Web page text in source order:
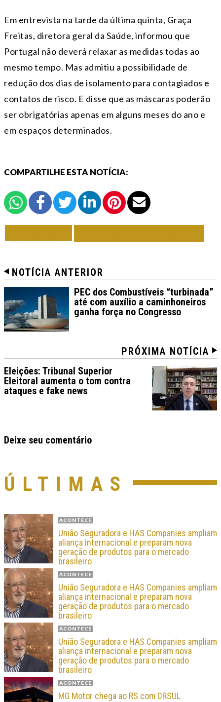
Em entrevista na tarde da última quinta, Graça
Freitas, diretora geral da Saúde, informou que
Portugal não deverá relaxar as medidas todas ao
mesmo tempo. Mas admitiu a possibilidade de
redução dos dias de isolamento para contagiados e
contatos de risco. E disse que as máscaras poderão
ser obrigatórias apenas em alguns meses do ano e
em espaços determinados.
COMPARTILHE ESTA NOTÍCIA:
NOTÍCIA ANTERIOR
PEC dos Combustíveis “turbinada”
até com auxílio a caminhoneiros
ganha força no Congresso
PRÓXIMA NOTÍCIA
Eleições: Tribunal Superior
Eleitoral aumenta o tom contra
ataques e fake news
Deixe seu comentário
ÚLTIMAS
ACONTECE
União Seguradora e HAS Companies ampliam
aliança internacional e preparam nova
geração de produtos para o mercado
brasileiro
ACONTECE
União Seguradora e HAS Companies ampliam
aliança internacional e preparam nova
geração de produtos para o mercado
brasileiro
ACONTECE
União Seguradora e HAS Companies ampliam
aliança internacional e preparam nova
geração de produtos para o mercado
brasileiro
ACONTECE
MG Motor chega ao RS com DRSUL